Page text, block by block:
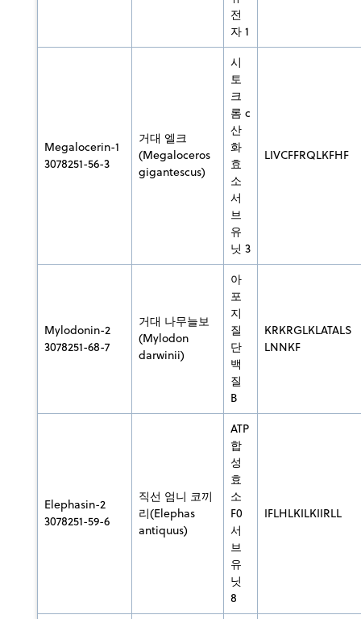
전
자 1
Megalocerin-1
3078251-56-3
거대 엘크
(Megaloceros
gigantescus)
시
토
크
롬 c
산
화
효
소
서
브
유
닛 3
LIVCFFRQLKFHF
Mylodonin-2
3078251-68-7
거대 나무늘보
(Mylodon
darwinii)
아
포
지
질
단
백
질
B
KRKRGLKLATALS
LNNKF
Elephasin-2
3078251-59-6
직선 엄니 코끼
리(Elephas
antiquus)
ATP
합
성
효
소
F0
서
브
유
닛
8
IFLHLKILKIIRLL